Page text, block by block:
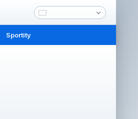
Sportity